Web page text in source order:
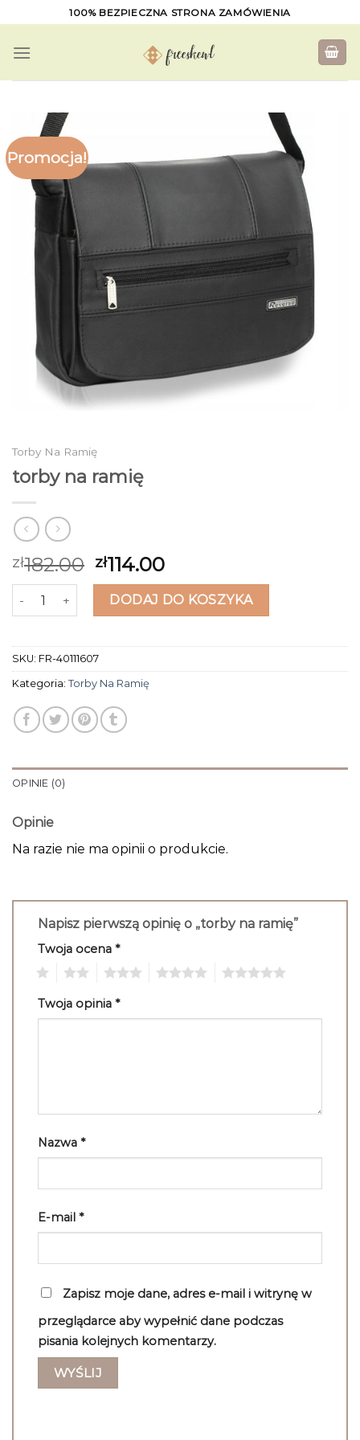
to
content
100% BEZPIECZNA STRONA ZAMÓWIENIA
Promocja!
Torby Na Ramię
torby na ramię
zł182.00 zł114.00
ilość torby na ramięDODAJ DO KOSZYKA
SKU: FR-40111607
Kategoria: Torby Na Ramię
OPINIE (0)
Opinie
Na razie nie ma opinii o produkcie.
Napisz pierwszą opinię o „torby na ramię”
Twoja ocena *
Twoja opinia *
Nazwa *
E-mail *
Zapisz moje dane, adres e-mail i witrynę w
przeglądarce aby wypełnić dane podczas
pisania kolejnych komentarzy.